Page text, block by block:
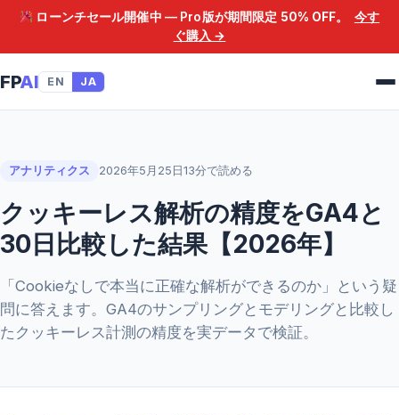
ローンチセール開催中 — Pro版が期間限定 50% OFF。 今す
ぐ購入 →
FPAI EN JA
アナリティクス 2026年5月25日 13分で読める
クッキーレス解析の精度をGA4と
30日比較した結果【2026年】
「Cookieなしで本当に正確な解析ができるのか」という疑
問に答えます。GA4のサンプリングとモデリングと比較し
たクッキーレス計測の精度を実データで検証。